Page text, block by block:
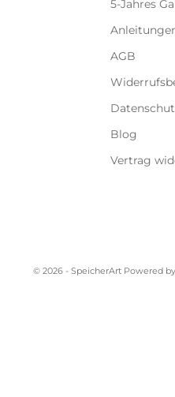
5-Jahres
AGB
Blog
Vertrag
© 2026 - SpeicherArt Powered